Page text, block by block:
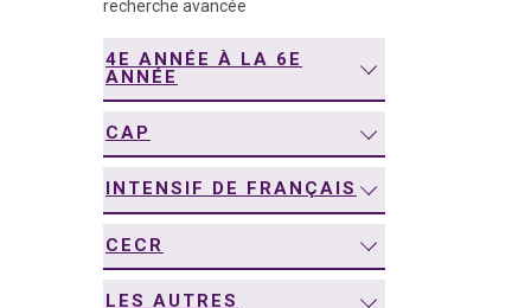
recherche avancée
4E ANNÉE À LA 6E
ANNÉE
CAP
INTENSIF DE FRANÇAIS
CECR
LES AUTRES